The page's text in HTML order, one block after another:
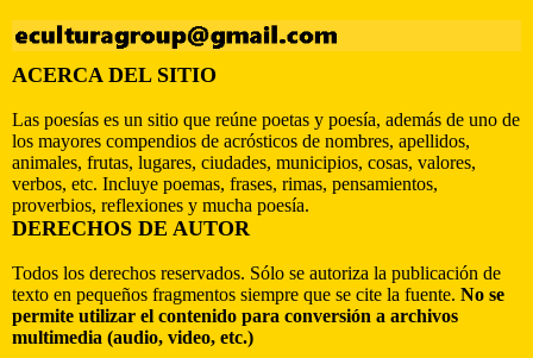
ACERCA DEL SITIO
Las poesías es un sitio que reúne poetas y poesía, además de uno de
los mayores compendios de acrósticos de nombres, apellidos,
animales, frutas, lugares, ciudades, municipios, cosas, valores,
verbos, etc. Incluye poemas, frases, rimas, pensamientos,
proverbios, reflexiones y mucha poesía.
DERECHOS DE AUTOR
Todos los derechos reservados. Sólo se autoriza la publicación de
texto en pequeños fragmentos siempre que se cite la fuente. No se
permite utilizar el contenido para conversión a archivos
multimedia (audio, video, etc.)